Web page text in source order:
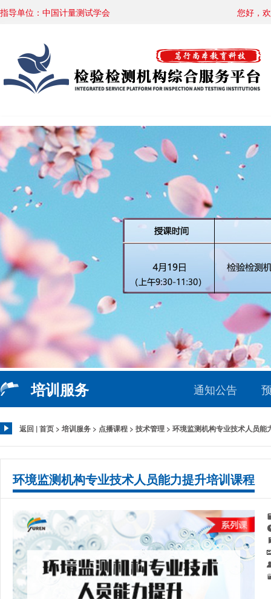
指导单位：中国计量测试学会
您好，
您好，
培训服务 通知公告
返回 |首页 > 培训服务 > 点播课程 > 技术管理 > 环境监测机构专业技术人员能
环境监测机构专业技术人员能力提升培训课程